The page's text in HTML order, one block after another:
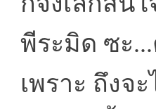
พีระมิด ซะ
เพราะ ถึงจ